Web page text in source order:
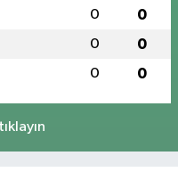
0 0
0 0
0 0